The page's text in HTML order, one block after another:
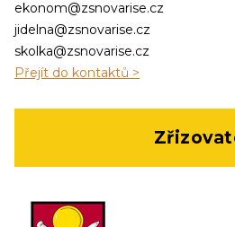
ekonom@zsnovarise.cz
jidelna@zsnovarise.cz
skolka@zsnovarise.cz
Přejít do kontaktů >